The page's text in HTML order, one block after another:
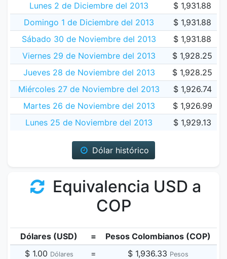
Lunes 2 de Diciembre del 2013
$ 1,931.88
Domingo 1 de Diciembre del 2013
$ 1,931.88
Sábado 30 de Noviembre del 2013
$ 1,931.88
Viernes 29 de Noviembre del 2013
$ 1,928.25
Jueves 28 de Noviembre del 2013
$ 1,928.25
Miércoles 27 de Noviembre del 2013
$ 1,926.74
Martes 26 de Noviembre del 2013
$ 1,926.99
Lunes 25 de Noviembre del 2013
$ 1,929.13
Dólar histórico
Equivalencia USD a
COP
Dólares (USD) =
Pesos Colombianos (COP)
$ 1.00 Dólares = $ 1,936.33 Pesos